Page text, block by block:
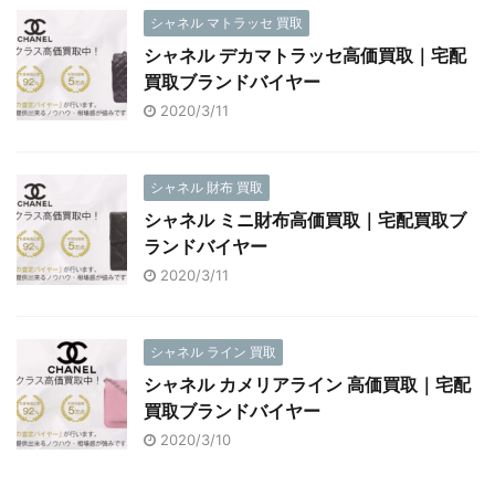
シャネル マトラッセ 買取
シャネル デカマトラッセ高価買取｜宅配
買取ブランドバイヤー
2020/3/11
シャネル 財布 買取
シャネル ミニ財布高価買取｜宅配買取ブ
ランドバイヤー
2020/3/11
シャネル ライン 買取
シャネル カメリアライン 高価買取｜宅配
買取ブランドバイヤー
2020/3/10